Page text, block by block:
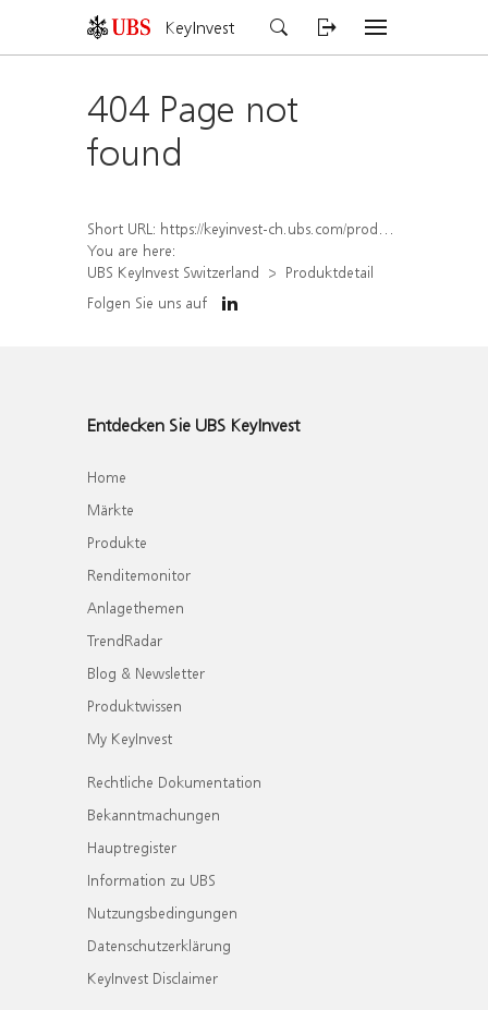
KeyInvest
404 Page not
found
Short URL: https://keyinvest-ch.ubs.com/produkt/detail/index/isin/CH1452453645
You are here:
UBS KeyInvest Switzerland
Produktdetail
Folgen Sie uns auf
Entdecken Sie UBS KeyInvest
Home
Märkte
Produkte
Renditemonitor
Anlagethemen
TrendRadar
Blog & Newsletter
Produktwissen
My KeyInvest
Rechtliche Dokumentation
Bekanntmachungen
Hauptregister
Information zu UBS
Nutzungsbedingungen
Datenschutzerklärung
KeyInvest Disclaimer